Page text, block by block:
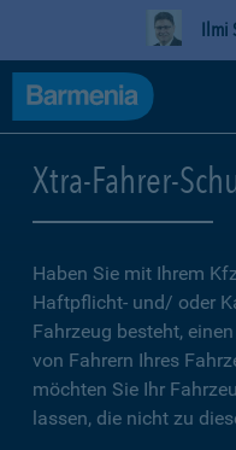
Ilmi
Xtra-Fahrer-
Haben Sie mit Ihrem
Haftpflicht- und/ oder
Fahrzeug besteht,
von Fahrern Ihres
möchten Sie Ihr
lassen, die nicht zu